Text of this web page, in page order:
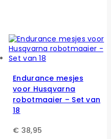
Endurance mesjes
voor Husqvarna
robotmaaier – Set van
18
€ 38,95